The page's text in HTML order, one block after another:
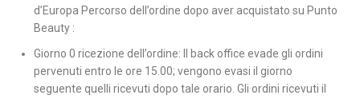
d’Europa Percorso dell’ordine dopo aver acquistato su Punto
Beauty :
Giorno 0 ricezione dell’ordine: Il back office evade gli ordini
pervenuti entro le ore 15.00; vengono evasi il giorno
seguente quelli ricevuti dopo tale orario. Gli ordini ricevuti il